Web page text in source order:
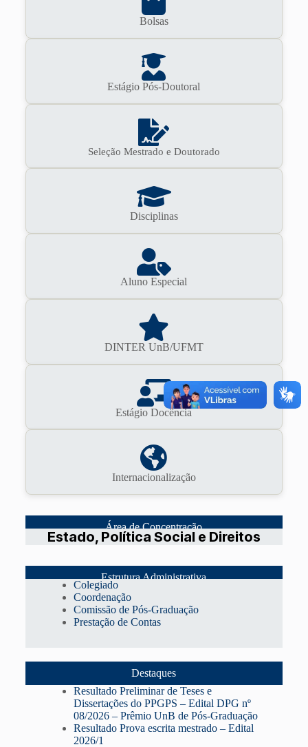
Bolsas
Estágio Pós-Doutoral
Seleção Mestrado e Doutorado
Disciplinas
Aluno Especial
DINTER UnB/UFMT
Estágio Docência
Internacionalização
Área de Concentração
Estado, Política Social e Direitos
Estrutura Administrativa
Colegiado
Coordenação
Comissão de Pós-Graduação
Prestação de Contas
Destaques
Resultado Preliminar de Teses e
Dissertações do PPGPS – Edital DPG nº
08/2026 – Prêmio UnB de Pós-Graduação
Resultado Prova escrita mestrado – Edital
2026/1